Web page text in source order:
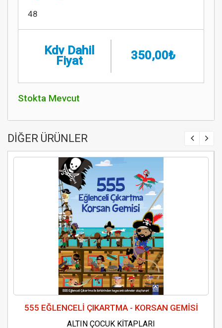
48
Kdv Dahil
Fiyat 350,00₺
Stokta Mevcut
DİĞER ÜRÜNLER
555 EĞLENCELİ ÇIKARTMA - KORSAN GEMİSİ
ALTIN ÇOCUK KİTAPLARI